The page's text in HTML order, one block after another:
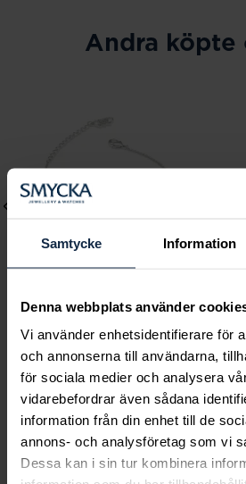
Samtycke Information
Denna webbplats använder
Vi använder enhetsidentifierare för
och annonserna till användarna,
för sociala medier och analysera
vidarebefordrar även sådana
information från din enhet till de
annons- och analysföretag som vi
Dessa kan i sin tur kombinera
Andra köpte
Emily pearl bracelet -
Ivory
Pris:349 kr
349 kr
Pris
2